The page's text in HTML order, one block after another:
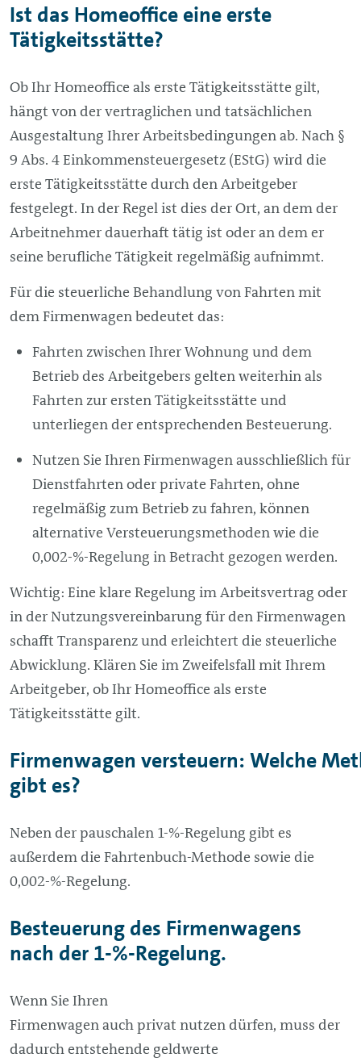
Ist das Homeoffice eine erste
Tätigkeitsstätte?
Ob Ihr Homeoffice als erste Tätigkeitsstätte gilt,
hängt von der vertraglichen und tatsächlichen
Ausgestaltung Ihrer Arbeitsbedingungen ab. Nach §
9 Abs. 4 Einkommensteuergesetz (EStG) wird die
erste Tätigkeitsstätte durch den Arbeitgeber
festgelegt. In der Regel ist dies der Ort, an dem der
Arbeitnehmer dauerhaft tätig ist oder an dem er
seine berufliche Tätigkeit regelmäßig aufnimmt.
Für die steuerliche Behandlung von Fahrten mit
dem Firmenwagen bedeutet das:
Fahrten zwischen Ihrer Wohnung und dem
Betrieb des Arbeitgebers gelten weiterhin als
Fahrten zur ersten Tätigkeitsstätte und
unterliegen der entsprechenden Besteuerung.
Nutzen Sie Ihren Firmenwagen ausschließlich für
Dienstfahrten oder private Fahrten, ohne
regelmäßig zum Betrieb zu fahren, können
alternative Versteuerungsmethoden wie die
0,002-%-Regelung in Betracht gezogen werden.
Wichtig: Eine klare Regelung im Arbeitsvertrag oder
in der Nutzungsvereinbarung für den Firmenwagen
schafft Transparenz und erleichtert die steuerliche
Abwicklung. Klären Sie im Zweifelsfall mit Ihrem
Arbeitgeber, ob Ihr Homeoffice als erste
Tätigkeitsstätte gilt.
Firmenwagen versteuern: Welche
gibt es?
Neben der pauschalen 1-%-Regelung gibt es
außerdem die Fahrtenbuch-Methode sowie die
0,002-%-Regelung.
Besteuerung des Firmenwagens
nach der 1-%-Regelung.
Wenn Sie Ihren
Firmenwagen auch privat nutzen dürfen, muss der
dadurch entstehende geldwerte